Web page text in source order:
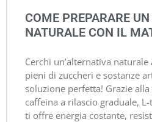
COME PREPARARE
NATURALE CON IL
Cerchi un’alternativa
pieni di zuccheri e sostanze
soluzione perfetta! Grazie
caffeina a rilascio graduale,
ti offre energia costante,